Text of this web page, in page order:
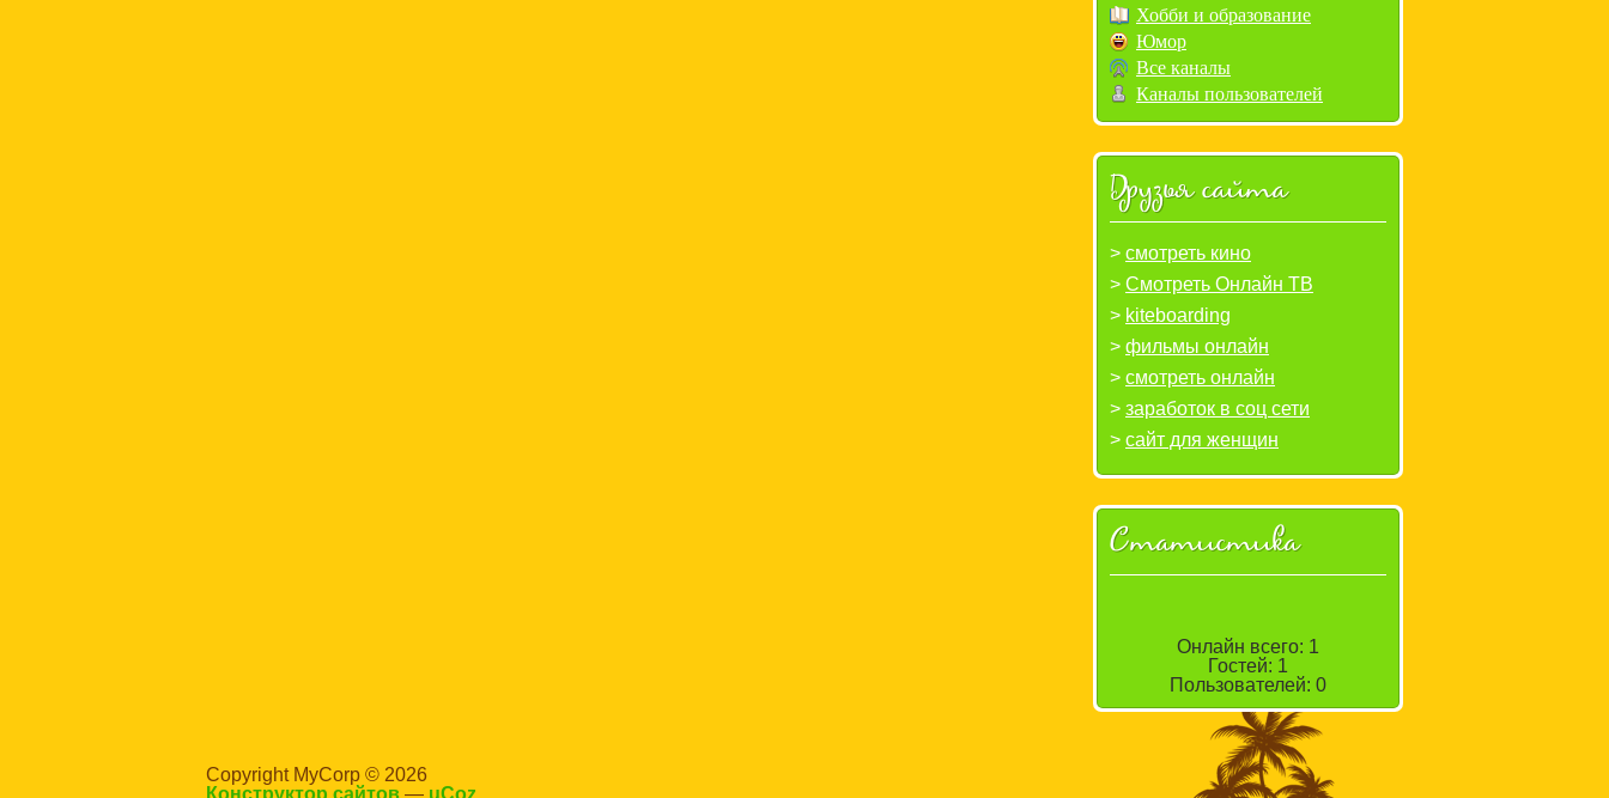
Хобби и образование
Юмор
Все каналы
Каналы пользователей
Друзья сайта
смотреть кино
Смотреть Онлайн ТВ
kiteboarding
фильмы онлайн
смотреть онлайн
заработок в соц сети
сайт для женщин
Статистика
Онлайн всего: 1
Гостей: 1
Пользователей: 0
Copyright MyCorp © 2026
Конструктор сайтов — uCoz